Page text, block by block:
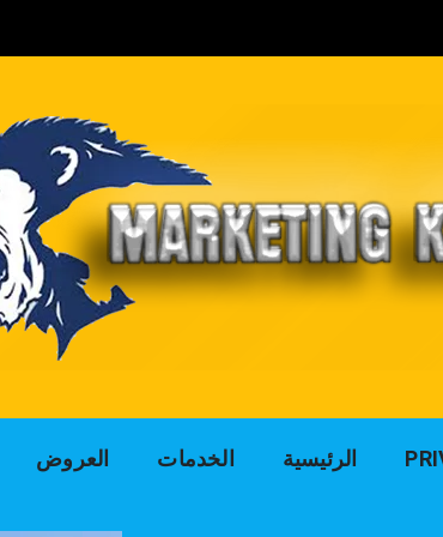
التسويق العروض الخدمات الرئيسية